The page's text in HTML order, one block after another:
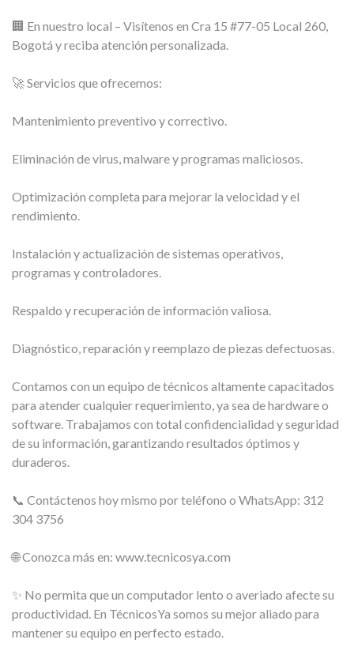
🏢 En nuestro local – Visítenos en Cra 15 #77-05 Local 260,
Bogotá y reciba atención personalizada.
🚀 Servicios que ofrecemos:
Mantenimiento preventivo y correctivo.
Eliminación de virus, malware y programas maliciosos.
Optimización completa para mejorar la velocidad y el
rendimiento.
Instalación y actualización de sistemas operativos,
programas y controladores.
Respaldo y recuperación de información valiosa.
Diagnóstico, reparación y reemplazo de piezas defectuosas.
Contamos con un equipo de técnicos altamente capacitados
para atender cualquier requerimiento, ya sea de hardware o
software. Trabajamos con total confidencialidad y seguridad
de su información, garantizando resultados óptimos y
duraderos.
📞 Contáctenos hoy mismo por teléfono o WhatsApp: 312
304 3756
🌐 Conozca más en: www.tecnicosya.com
✨ No permita que un computador lento o averiado afecte su
productividad. En TécnicosYa somos su mejor aliado para
mantener su equipo en perfecto estado.